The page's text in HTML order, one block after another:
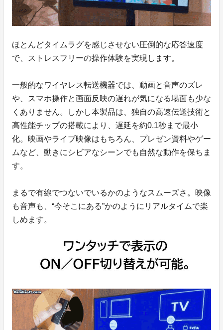
ほとんどタイムラグを感じさせない圧倒的な応答速度
で、ストレスフリーの操作体験を実現します。
一般的なワイヤレス転送機器では、動画と音声のズレ
や、スマホ操作と画面反映の遅れが気になる場面も少な
くありません。しかし本製品は、独自の高速伝送技術と
高性能チップの搭載により、遅延を約0.1秒まで最小
化。映画やライブ映像はもちろん、プレゼン資料やゲー
ムなど、動きにシビアなシーンでも自然な動作を保ちま
す。
まるで有線でつないでいるかのようなスムーズさ。映像
も音声も、“今そこにある”かのようにリアルタイムで楽
しめます。